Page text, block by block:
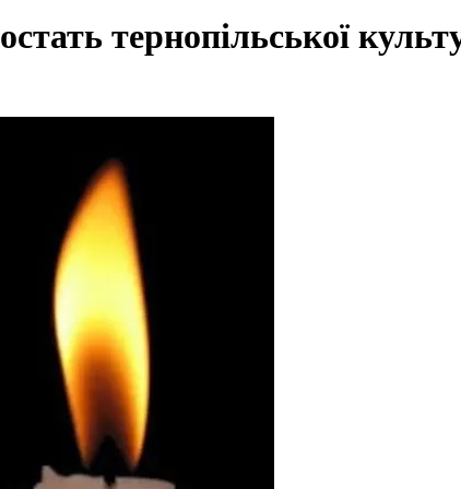
тернопільської